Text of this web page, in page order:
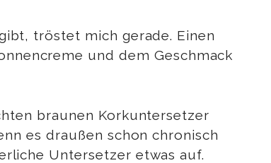
tröstet mich gerade. Einen
und dem Geschmack
braunen Korkuntersetzer
es draußen schon chronisch
Untersetzer etwas auf.